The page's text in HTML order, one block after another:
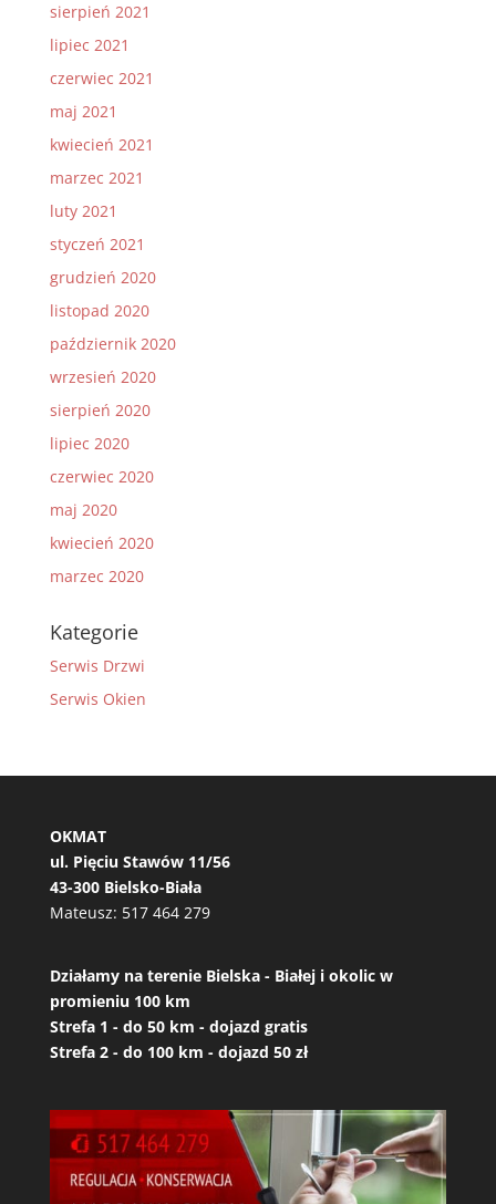
sierpień 2021
lipiec 2021
czerwiec 2021
maj 2021
kwiecień 2021
marzec 2021
luty 2021
styczeń 2021
grudzień 2020
listopad 2020
październik 2020
wrzesień 2020
sierpień 2020
lipiec 2020
czerwiec 2020
maj 2020
kwiecień 2020
marzec 2020
Kategorie
Serwis Drzwi
Serwis Okien
OKMAT
ul. Pięciu Stawów 11/56
43-300 Bielsko-Biała
Mateusz: 517 464 279
Działamy na terenie Bielska - Białej i okolic w
promieniu 100 km
Strefa 1 - do 50 km - dojazd gratis
Strefa 2 - do 100 km - dojazd 50 zł